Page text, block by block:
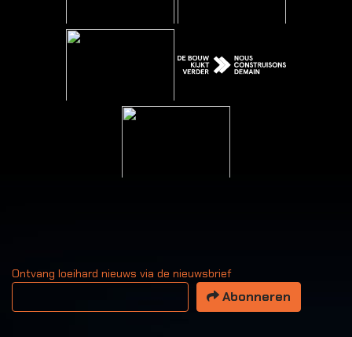
Ontvang loeihard nieuws via de nieuwsbrief
Uw email adres
Abonneren